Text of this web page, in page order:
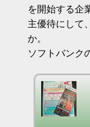
を開始する企
主優待にして
か。
ソフトバンク